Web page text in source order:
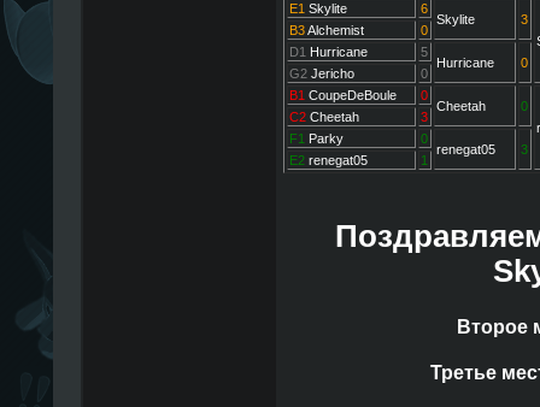
E1 Skylite 6
Skylite
3
B3Alchemist
0
D1 Hurricane 5
Hurricane 0
G2Jericho
0
B1 CoupeDeBoule 0
Cheetah
0
C2Cheetah
3
F1 Parky 0
renegat05 3
E2renegat05 1
Второе
Третье